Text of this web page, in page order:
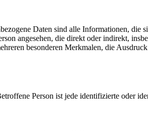
Daten sind alle Informationen, die
angesehen, die direkt oder indirekt,
besonderen Merkmalen, die
Person ist jede identifizierte oder